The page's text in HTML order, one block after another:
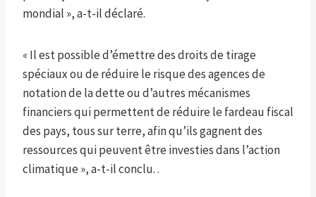
mondial », a-t-il déclaré.
« Il est possible d’émettre des droits de tirage
spéciaux ou de réduire le risque des agences de
notation de la dette ou d’autres mécanismes
financiers qui permettent de réduire le fardeau fiscal
des pays, tous sur terre, afin qu’ils gagnent des
ressources qui peuvent être investies dans l’action
climatique », a-t-il conclu. .